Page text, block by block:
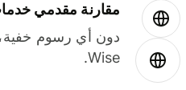
مقارنة مقدمي
دون أي رسوم
Wise.